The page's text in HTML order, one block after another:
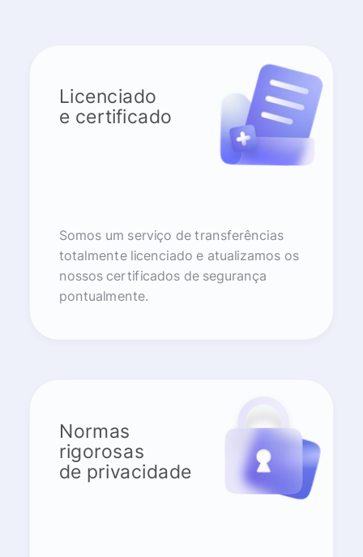
Licenciado
e certificado
Somos um serviço de transferências
totalmente licenciado e atualizamos os
nossos certificados de segurança
pontualmente.
Normas
rigorosas
de privacidade